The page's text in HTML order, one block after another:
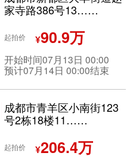
家寺路386号13……
起拍价 ¥90.9万
开始时间07月13日 00:00
预计07月14日 00:00结束
成都市青羊区小南街123
号2栋18楼11……
起拍价 ¥206.4万